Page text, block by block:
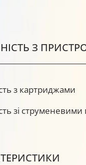
З
з картриджами
зі